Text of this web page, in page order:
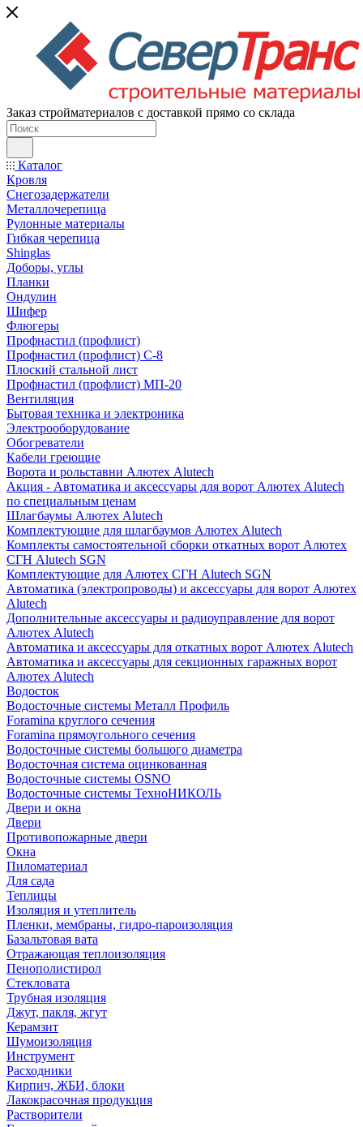
Заказ стройматериалов с доставкой прямо со склада
Каталог
Кровля
Снегозадержатели
Металлочерепица
Рулонные материалы
Гибкая черепица
Shinglas
Доборы, углы
Планки
Ондулин
Шифер
Флюгеры
Профнастил (профлист)
Профнастил (профлист) С-8
Плоский стальной лист
Профнастил (профлист) МП-20
Вентиляция
Бытовая техника и электроника
Электрооборудование
Обогреватели
Кабели греющие
Ворота и рольставни Алютех Alutech
Акция - Автоматика и аксессуары для ворот Алютех Alutech
по специальным ценам
Шлагбаумы Алютех Alutech
Комплектующие для шлагбаумов Алютех Alutech
Комплекты самостоятельной сборки откатных ворот Алютех
СГН Alutech SGN
Комплектующие для Алютех СГН Alutech SGN
Автоматика (электропроводы) и аксессуары для ворот Алютех
Alutech
Дополнительные аксессуары и радиоуправление для ворот
Алютех Alutech
Автоматика и аксессуары для откатных ворот Алютех Alutech
Автоматика и аксессуары для секционных гаражных ворот
Алютех Alutech
Водосток
Водосточные системы Металл Профиль
Foramina круглого сечения
Foramina прямоугольного сечения
Водосточные системы большого диаметра
Водосточная система оцинкованная
Водосточные системы OSNO
Водосточные системы ТехноНИКОЛЬ
Двери и окна
Двери
Противопожарные двери
Окна
Пиломатериал
Для сада
Теплицы
Изоляция и утеплитель
Пленки, мембраны, гидро-пароизоляция
Базальтовая вата
Отражающая теплоизоляция
Пенополистирол
Стекловата
Трубная изоляция
Джут, пакля, жгут
Керамзит
Шумоизоляция
Инструмент
Расходники
Кирпич, ЖБИ, блоки
Лакокрасочная продукция
Растворители